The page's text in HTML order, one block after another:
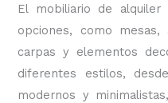
El mobiliario de alquiler
opciones, como mesas,
carpas y elementos
diferentes estilos,
modernos y